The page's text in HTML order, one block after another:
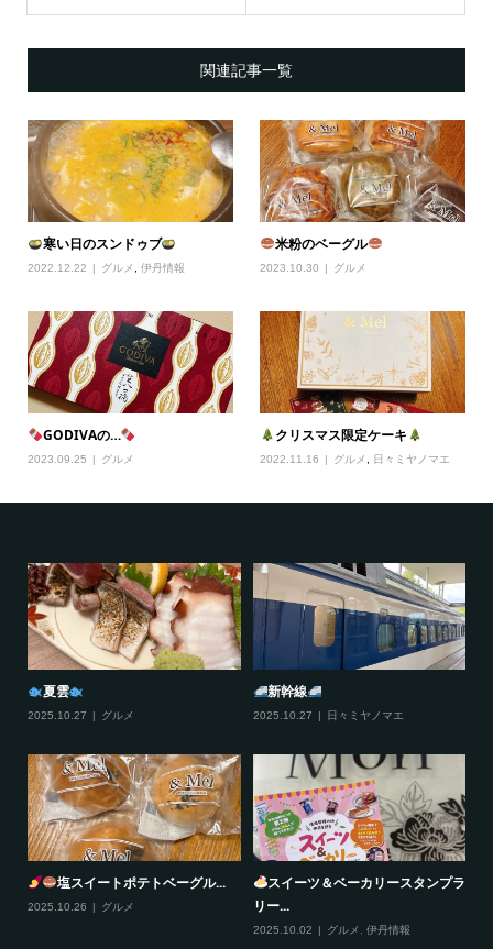
関連記事一覧
寒い日のスンドゥブ
2022.12.22 グルメ 伊丹情報
米粉のベーグル
2023.10.30 グルメ
GODIVAの…
2023.09.25 グルメ
クリスマス限定ケーキ
2022.11.16 グルメ , 日々ミヤノマエ
夏雲
2025.10.27 グルメ
新幹線
2025.10.27 日々ミヤノマエ
塩スイートポテトベーグル...
2025.10.26 グルメ
スイーツ＆ベーカリースタンプラ
リー...
2025.10.02 グルメ 伊丹情報